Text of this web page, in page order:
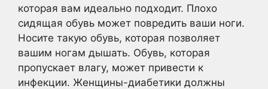
которая вам идеально подходит. Плохо
сидящая обувь может повредить ваши ноги.
Носите такую обувь, которая позволяет
вашим ногам дышать. Обувь, которая
пропускает влагу, может привести к
инфекции. Женщины-диабетики должны